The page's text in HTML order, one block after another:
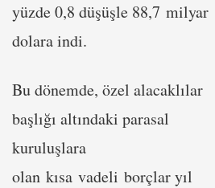
yüzde 0,8 düşüşle 88,7 milyar
dolara indi.
Bu dönemde, özel alacaklılar
başlığı altındaki parasal
kuruluşlara
olan kısa vadeli borçlar yıl